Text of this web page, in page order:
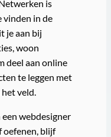
is
vinden in de
je aan bij
woon
deel aan online
te leggen met
veld.
webdesigner
oefenen, blijf